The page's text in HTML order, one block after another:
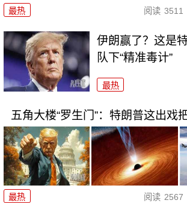
最热 阅读 3511
伊朗赢了？这是
队下“精准毒计”
最热
五角大楼“罗生门”：特朗普这出戏
最热 阅读 2567